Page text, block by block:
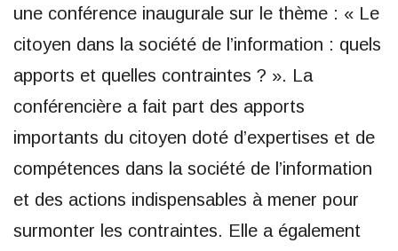
une conférence inaugurale sur le thème : « Le
citoyen dans la société de l’information : quels
apports et quelles contraintes ? ». La
conférencière a fait part des apports
importants du citoyen doté d’expertises et de
compétences dans la société de l’information
et des actions indispensables à mener pour
surmonter les contraintes. Elle a également